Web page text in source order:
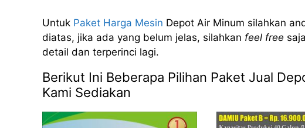
Untuk Paket Harga Mesin Depot Air Minum silahkan
diatas, jika ada yang belum jelas, silahkan feel free
detail dan terperinci lagi.
Berikut Ini Beberapa Pilihan Paket Jual
Kami Sediakan